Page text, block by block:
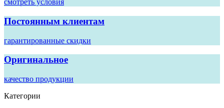
смотреть условия
Постоянным клиентам
гарантированные скидки
Оригинальное
качество продукции
Категории